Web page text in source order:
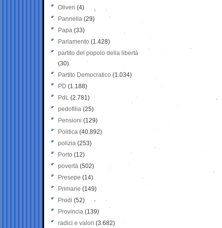
Oliveri (4)
Pannella (29)
Papa (33)
Parlamento (1.428)
partito del popolo della libertà
(30)
Partito Democratico (1.034)
PD (1.188)
PdL (2.781)
pedofilia (25)
Pensioni (129)
Politica (40.892)
polizia (253)
Porto (12)
povertà (502)
Presepe (14)
Primarie (149)
Prodi (52)
Provincia (139)
radici e valori (3.682)